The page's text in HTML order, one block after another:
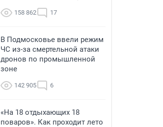
158 862 17
В Подмосковье ввели режим
ЧС из-за смертельной атаки
дронов по промышленной
зоне
142 905 6
«На 18 отдыхающих 18
поваров». Как проходит лето